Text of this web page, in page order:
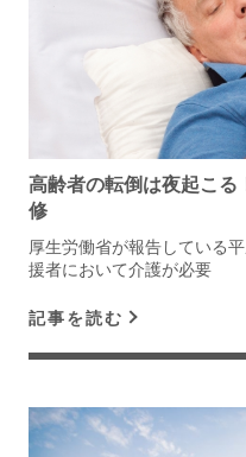
高齢者の転倒は夜起こ
修
厚生労働省が報告している
援者において介護が必要
記事を読む